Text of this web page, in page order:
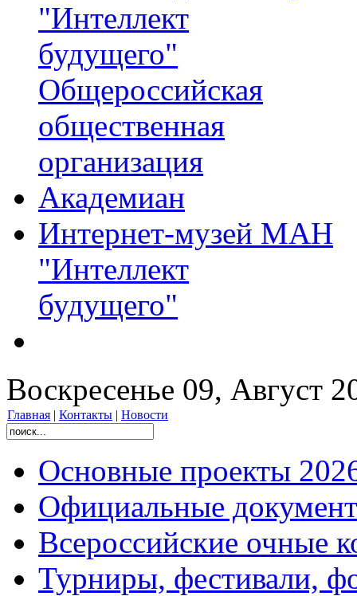
"Интеллект
будущего"
Общероссийская
общественная
организация
Академиан
Интернет-музей МАН
"Интеллект
будущего"
Воскресенье 09, Август
Главная | Контакты | Новости
Основные проекты
Официальные
Всероссийские очные
Турниры, фестивали,